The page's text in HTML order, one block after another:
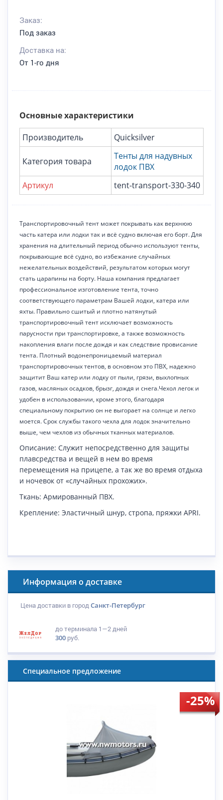
Заказ:
Под заказ
Доставка на:
От 1-го дня
Основные характеристики
Производитель
Quicksilver
Категория товара
Тенты для надувных
лодок ПВХ
Артикул
tent-transport-330-340
Транспортировочный тент может покрывать как верхнюю
часть катера или лодки так и всё судно включая его борт. Для
хранения на длительный период обычно используют тенты,
покрывающие всё судно, во избежание случайных
нежелательных воздействий, результатом которых могут
стать царапины на борту. Наша компания предлагает
профессиональное изготовление тента, точно
соответствующего параметрам Вашей лодки, катера или
яхты. Правильно сшитый и плотно натянутый
транспортировочный тент исключает возможность
парусности при транспортировке, а также возможность
накопления влаги после дождя и как следствие провисание
тента. Плотный водонепроницаемый материал
транспортировочных тентов, в основном это ПВХ, надежно
защитит Ваш катер или лодку от пыли, грязи, выхлопных
газов, масляных осадков, брызг, дождя и снега.Чехол легок и
удобен в использовании, кроме этого, благодаря
специальному покрытию он не выгорает на солнце и легко
моется. Срок службы такого чехла для лодок значительно
выше, чем чехлов из обычных тканных материалов.
Описание: Служит непосредственно для защиты
плавсредства и вещей в нем во время
перемещения на прицепе, а так же во время отдыха
и ночевок от «случайных прохожих».
Ткань: Армированный ПВХ.
Крепление: Эластичный шнур, стропа, пряжки APRI.
Информация о доставке
Цена доставки в город Санкт-Петербург
до терминала 1—2 дней
300 руб.
Специальное предложение
-25%